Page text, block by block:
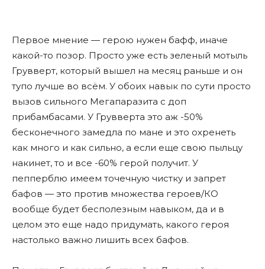
Первое мнение — герою нужен бафф, иначе
какой-то позор. Просто уже есть зеленый мотыль
Грувверт, который вышел на месяц раньше и он
тупо лучше во всём. У обоих навык по сути просто
вызов сильного Мегапаразита с доп
прибамбасами. У Грувверта это аж -50%
бесконечного замедла по мане и это охренеть
как много и как сильно, а если еще свою пыльцу
накинет, то и все -60% герой получит. У
пепперблю имеем точечную чистку и запрет
бафов — это против множества героев/КО
вообще будет бесполезным навыком, да и в
целом это еще надо придумать, какого героя
настолько важно лишить всех бафов.